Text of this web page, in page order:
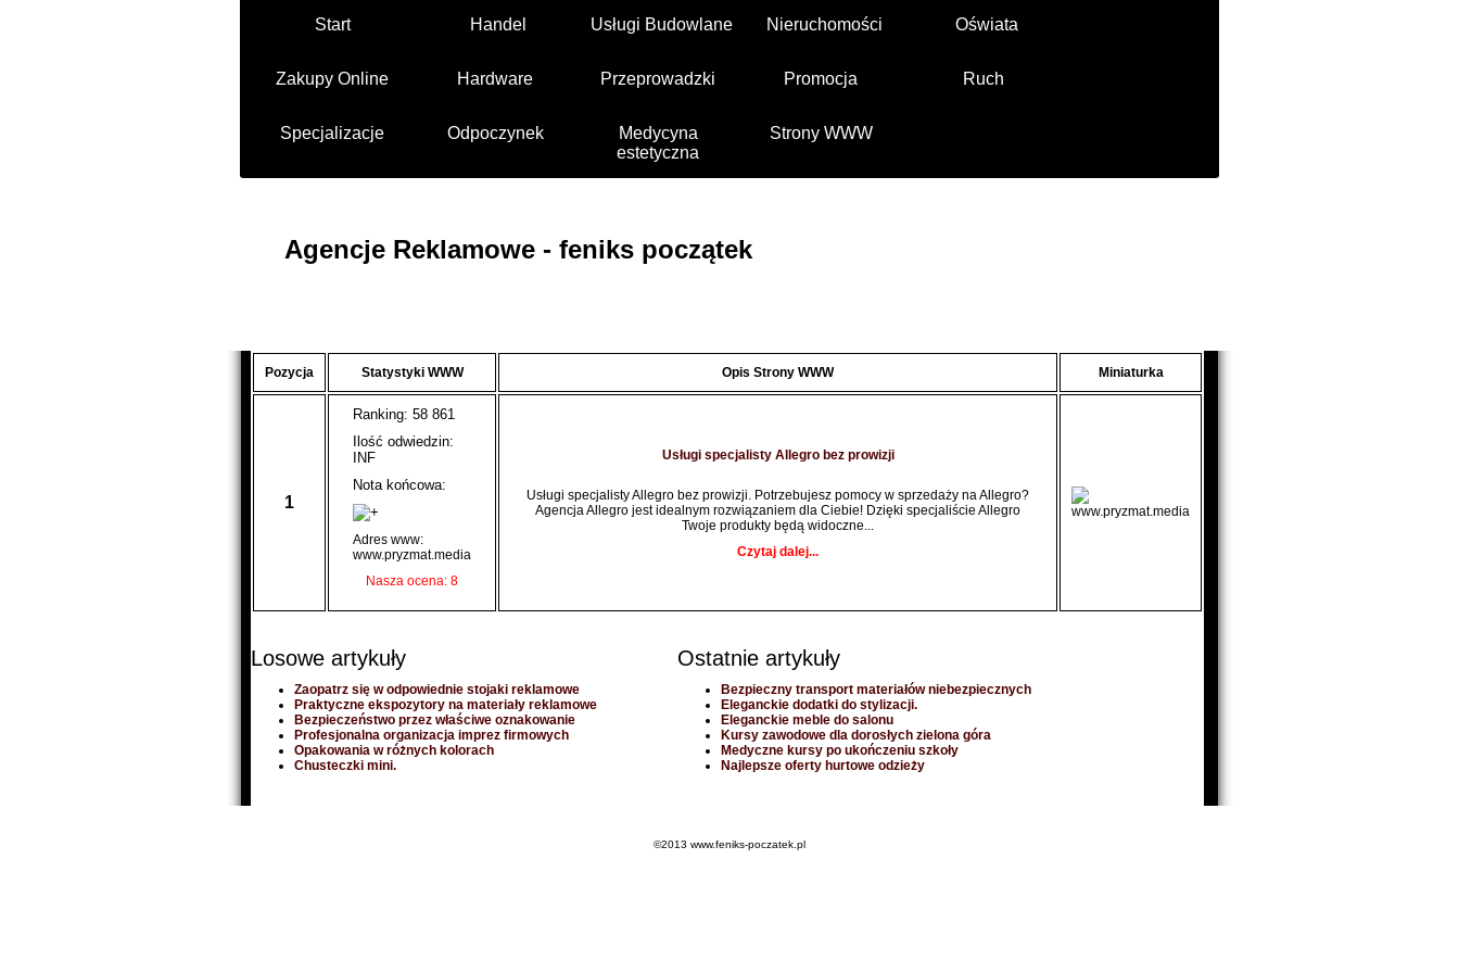
Start Handel Usługi Budowlane Nieruchomości Oświata
Zakupy Online Hardware Przeprowadzki Promocja Ruch
Specjalizacje Odpoczynek
Medycyna
estetyczna
Strony WWW
Agencje Reklamowe - feniks początek
Pozycja Statystyki WWW Opis Strony WWW Miniaturka
1
Ranking: 58 861
Ilość odwiedzin:
INF
Nota końcowa:
Adres www:
www.pryzmat.media
Nasza ocena: 8
Usługi specjalisty Allegro bez prowizji
Usługi specjalisty Allegro bez prowizji. Potrzebujesz pomocy w sprzedaży na Allegro?
Agencja Allegro jest idealnym rozwiązaniem dla Ciebie! Dzięki specjaliście Allegro
Twoje produkty będą widoczne...
Czytaj dalej...
Losowe artykuły
Zaopatrz się w odpowiednie stojaki reklamowe
Praktyczne ekspozytory na materiały reklamowe
Bezpieczeństwo przez właściwe oznakowanie
Profesjonalna organizacja imprez firmowych
Opakowania w różnych kolorach
Chusteczki mini.
Ostatnie artykuły
Bezpieczny transport materiałów niebezpiecznych
Eleganckie dodatki do stylizacji.
Eleganckie meble do salonu
Kursy zawodowe dla dorosłych zielona góra
Medyczne kursy po ukończeniu szkoły
Najlepsze oferty hurtowe odzieży
©2013 www.feniks-poczatek.pl